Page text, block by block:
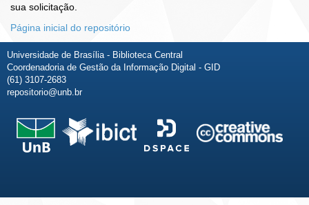
sua solicitação.
Página inicial do repositório
Universidade de Brasília - Biblioteca Central
Coordenadoria de Gestão da Informação Digital - GID
(61) 3107-2683
repositorio@unb.br